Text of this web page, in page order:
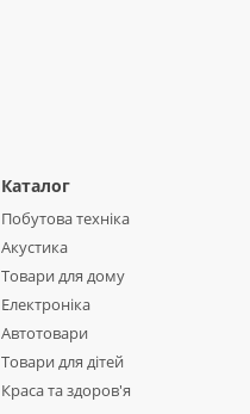
Каталог
Побутова техніка
Акустика
Товари для дому
Електроніка
Автотовари
Товари для дітей
Краса та здоров'я